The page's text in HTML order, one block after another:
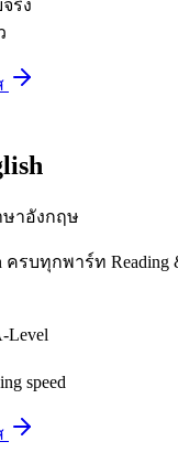
ริง
ษาอังกฤษ
ครบทุกพาร์ท Reading
Level
speed